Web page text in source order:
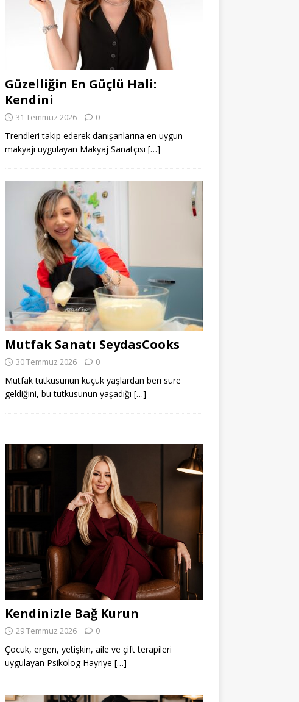
Güzelliğin En Güçlü Hali:
Kendini
31 Temmuz 2026 0
Trendleri takip ederek danışanlarına en uygun
makyajı uygulayan Makyaj Sanatçısı […]
Mutfak Sanatı SeydasCooks
30 Temmuz 2026 0
Mutfak tutkusunun küçük yaşlardan beri süre
geldiğini, bu tutkusunun yaşadığı […]
Kendinizle Bağ Kurun
29 Temmuz 2026 0
Çocuk, ergen, yetişkin, aile ve çift terapileri
uygulayan Psikolog Hayriye […]